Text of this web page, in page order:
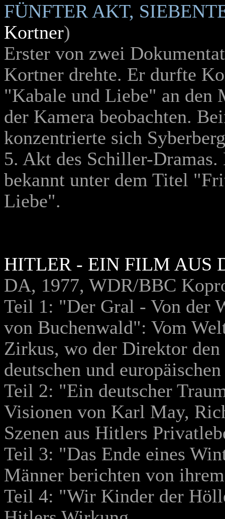
FÜNFTER AKT,
Kortner)
Erster von zwei
Kortner drehte. Er durfte
"Kabale und Liebe" an
der Kamera beobachten.
konzentrierte sich
5. Akt des Schiller-
bekannt unter dem Titel
Liebe".
HITLER - EIN FILM AUS
DA, 1977, WDR/BBC
Teil 1: "Der Gral - Von der
von Buchenwald": Vom
Zirkus, wo der Direktor
deutschen und
Teil 2: "Ein deutscher
Visionen von Karl May,
Szenen aus Hitlers
Teil 3: "Das Ende eines
Männer berichten von
Teil 4: "Wir Kinder der